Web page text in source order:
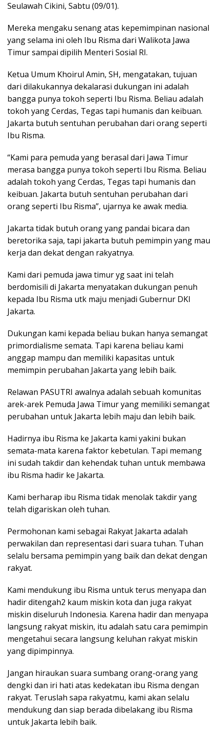
Seulawah Cikini, Sabtu (09/01).
Mereka mengaku senang atas kepemimpinan nasional
yang selama ini oleh Ibu Risma dari Walikota Jawa
Timur sampai dipilih Menteri Sosial RI.
Ketua Umum Khoirul Amin, SH, mengatakan, tujuan
dari dilakukannya dekalarasi dukungan ini adalah
bangga punya tokoh seperti Ibu Risma. Beliau adalah
tokoh yang Cerdas, Tegas tapi humanis dan keibuan.
Jakarta butuh sentuhan perubahan dari orang seperti
Ibu Risma.
“Kami para pemuda yang berasal dari Jawa Timur
merasa bangga punya tokoh seperti Ibu Risma. Beliau
adalah tokoh yang Cerdas, Tegas tapi humanis dan
keibuan. Jakarta butuh sentuhan perubahan dari
orang seperti Ibu Risma”, ujarnya ke awak media.
Jakarta tidak butuh orang yang pandai bicara dan
beretorika saja, tapi jakarta butuh pemimpin yang mau
kerja dan dekat dengan rakyatnya.
Kami dari pemuda jawa timur yg saat ini telah
berdomisili di Jakarta menyatakan dukungan penuh
kepada Ibu Risma utk maju menjadi Gubernur DKI
Jakarta.
Dukungan kami kepada beliau bukan hanya semangat
primordialisme semata. Tapi karena beliau kami
anggap mampu dan memiliki kapasitas untuk
memimpin perubahan Jakarta yang lebih baik.
Relawan PASUTRI awalnya adalah sebuah komunitas
arek-arek Pemuda Jawa Timur yang memiliki semangat
perubahan untuk Jakarta lebih maju dan lebih baik.
Hadirnya ibu Risma ke Jakarta kami yakini bukan
semata-mata karena faktor kebetulan. Tapi memang
ini sudah takdir dan kehendak tuhan untuk membawa
ibu Risma hadir ke Jakarta.
Kami berharap ibu Risma tidak menolak takdir yang
telah digariskan oleh tuhan.
Permohonan kami sebagai Rakyat Jakarta adalah
perwakilan dan representasi dari suara tuhan. Tuhan
selalu bersama pemimpin yang baik dan dekat dengan
rakyat.
Kami mendukung ibu Risma untuk terus menyapa dan
hadir ditengah2 kaum miskin kota dan juga rakyat
miskin diseluruh Indonesia. Karena hadir dan menyapa
langsung rakyat miskin, itu adalah satu cara pemimpin
mengetahui secara langsung keluhan rakyat miskin
yang dipimpinnya.
Jangan hiraukan suara sumbang orang-orang yang
dengki dan iri hati atas kedekatan ibu Risma dengan
rakyat. Teruslah sapa rakyatmu, kami akan selalu
mendukung dan siap berada dibelakang ibu Risma
untuk Jakarta lebih baik.